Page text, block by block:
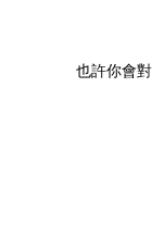
也許你會